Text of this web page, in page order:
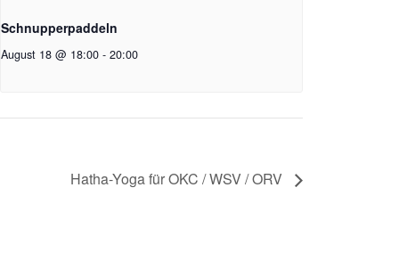
Schnupperpaddeln
August 18 @ 18:00 - 20:00
Hatha-Yoga für OKC / WSV / ORV